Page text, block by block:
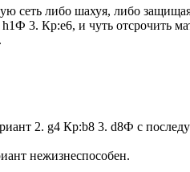
сеть либо шахуя, либо
3. Кр:e6, и чуть отсрочить
2. g4 Кр:b8 3. d8Ф с
нежизнеспособен.